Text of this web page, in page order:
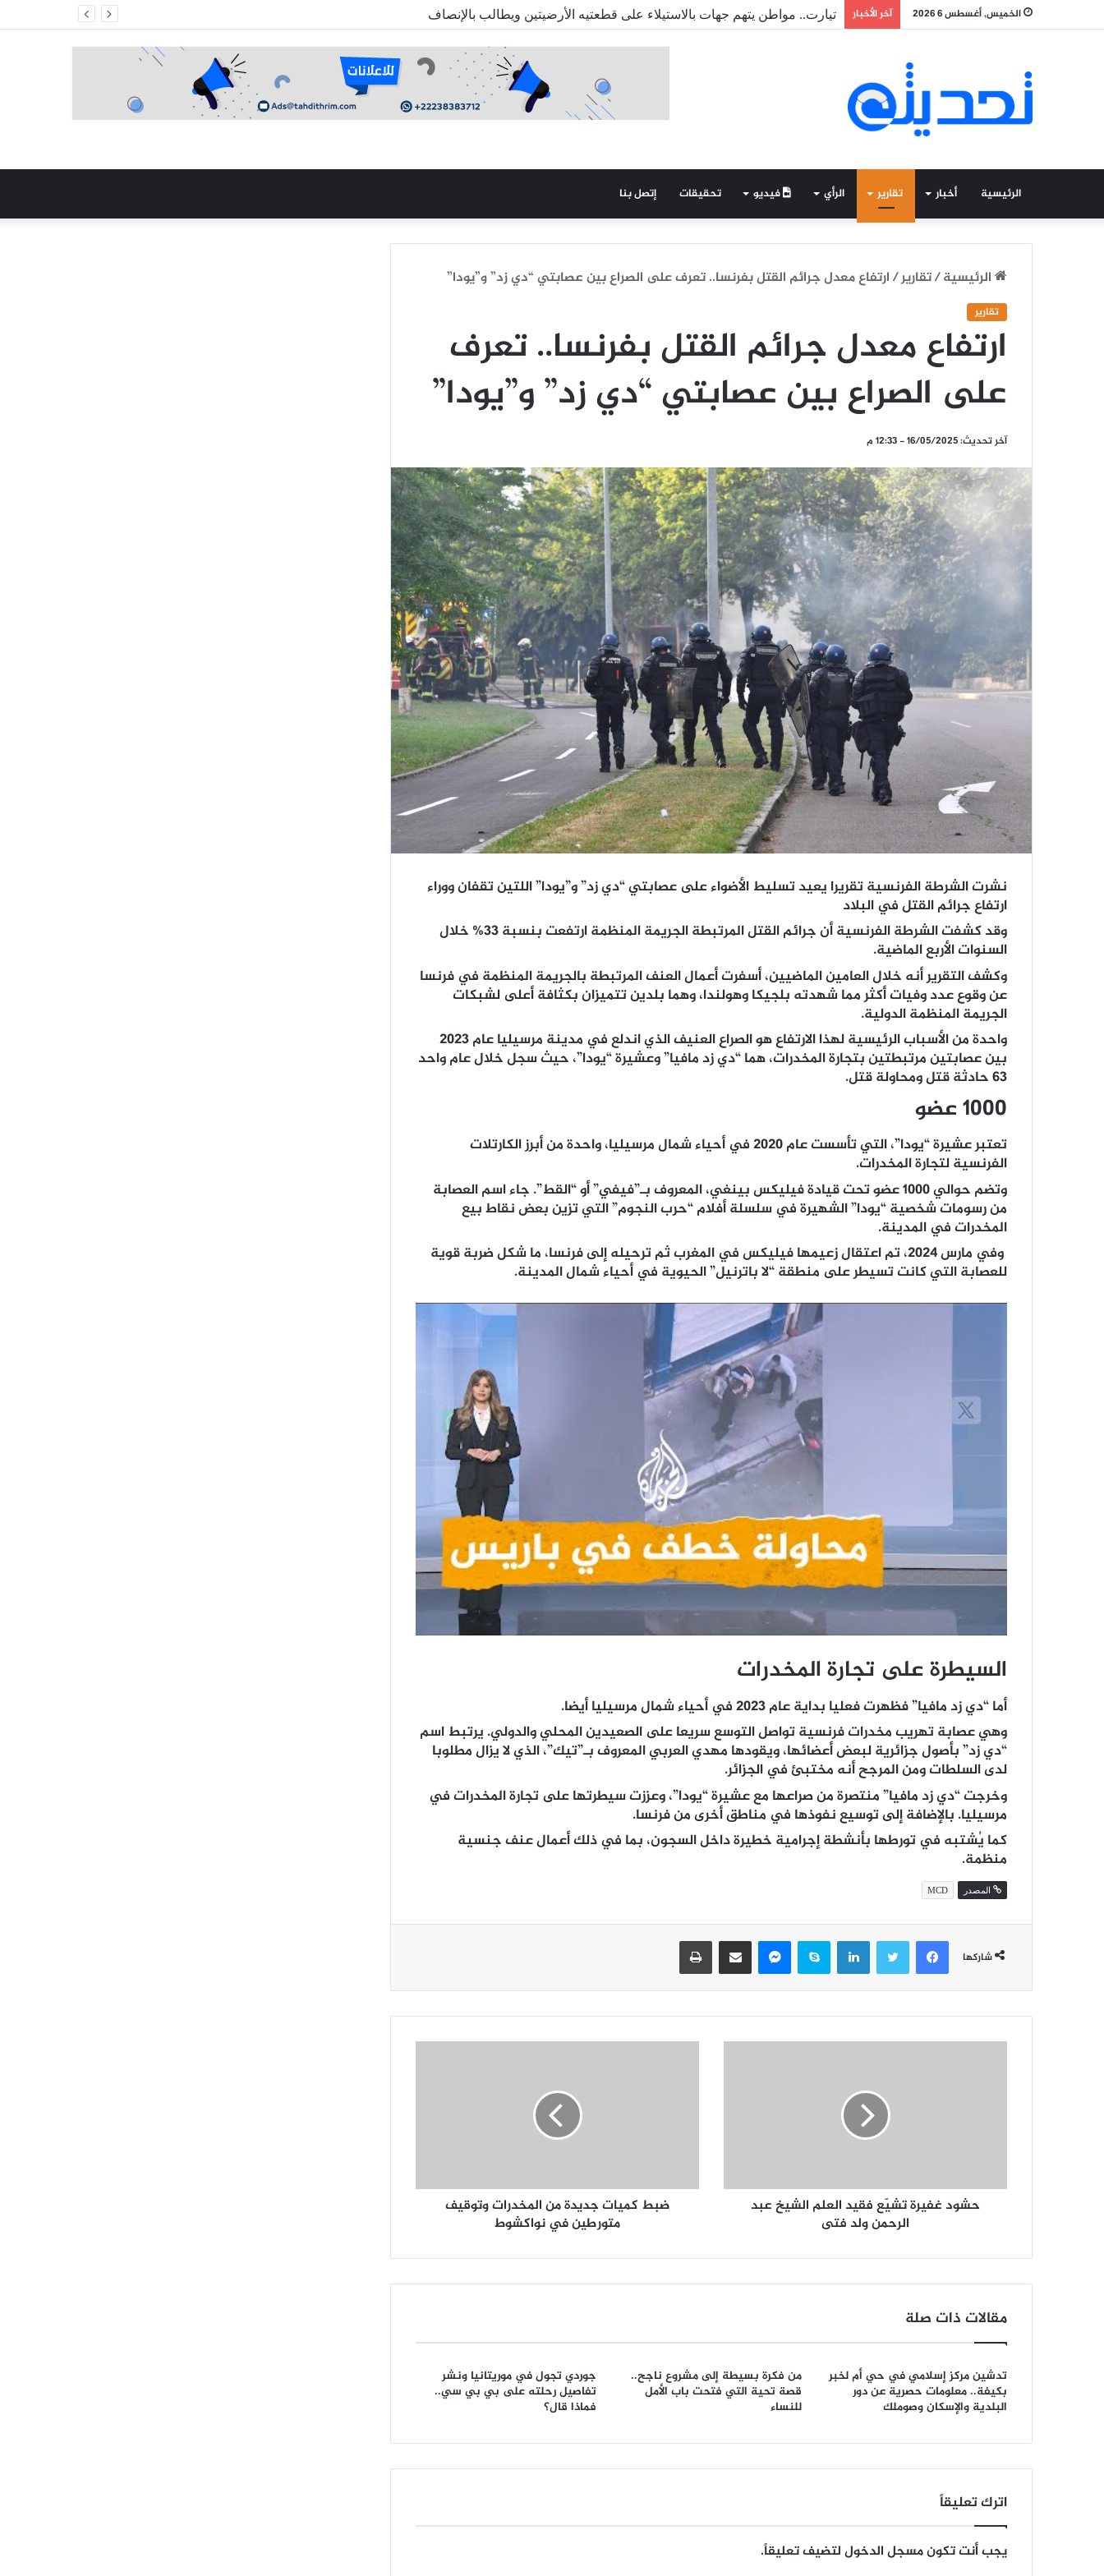
الخميس, أغسطس 6 2026 آخر الأخبار مقاييس.. تساقطات مطرية على 4 ولايات
الرئيسية أخبار تقارير الرأي فيديو تحقيقات إتصل بنا
الرئيسية/تقارير/ارتفاع معدل جرائم القتل بفرنسا.. تعرف على الصراع بين عصابتي “دي زد” و”يودا”
تقارير
ارتفاع معدل جرائم القتل بفرنسا.. تعرف
على الصراع بين عصابتي “دي زد” و”يودا”
آخر تحديث: 16/05/2025 - 12:33 م
نشرت الشرطة الفرنسية تقريرا يعيد تسليط الأضواء على عصابتي “دي زد” و”يودا” اللتين تقفان ووراء
ارتفاع جرائم القتل في البلاد
وقد كشفت الشرطة الفرنسية أن جرائم القتل المرتبطة الجريمة المنظمة ارتفعت بنسبة 33% خلال
السنوات الأربع الماضية.
وكشف التقرير أنه خلال العامين الماضيين، أسفرت أعمال العنف المرتبطة بالجريمة المنظمة في فرنسا
عن وقوع عدد وفيات أكثر مما شهدته بلجيكا وهولندا، وهما بلدين تتميزان بكثافة أعلى لشبكات
الجريمة المنظمة الدولية.
واحدة من الأسباب الرئيسية لهذا الارتفاع هو الصراع العنيف الذي اندلع في مدينة مرسيليا عام 2023
بين عصابتين مرتبطتين بتجارة المخدرات، هما “دي زد مافيا” وعشيرة “يودا”، حيث سجل خلال عام واحد
63 حادثة قتل ومحاولة قتل.
1000 عضو
تعتبر عشيرة “يودا”، التي تأسست عام 2020 في أحياء شمال مرسيليا، واحدة من أبرز الكارتلات
الفرنسية لتجارة المخدرات.
وتضم حوالي 1000 عضو تحت قيادة فيليكس بينغي، المعروف بـ”فيفي” أو “القط”. جاء اسم العصابة
من رسومات شخصية “يودا” الشهيرة في سلسلة أفلام “حرب النجوم” التي تزين بعض نقاط بيع
المخدرات في المدينة.
وفي مارس 2024، تم اعتقال زعيمها فيليكس في المغرب ثم ترحيله إلى فرنسا، ما شكل ضربة قوية
للعصابة التي كانت تسيطر على منطقة “لا باترنيل” الحيوية في أحياء شمال المدينة.
السيطرة على تجارة المخدرات
أما “دي زد مافيا” فظهرت فعليا بداية عام 2023 في أحياء شمال مرسيليا أيضا.
وهي عصابة تهريب مخدرات فرنسية تواصل التوسع سريعا على الصعيدين المحلي والدولي. يرتبط اسم
“دي زد” بأصول جزائرية لبعض أعضائها، ويقودها مهدي العربي المعروف بـ”تيك”، الذي لا يزال مطلوبا
لدى السلطات ومن المرجح أنه مختبئ في الجزائر.
وخرجت “دي زد مافيا” منتصرة من صراعها مع عشيرة “يودا”، وعززت سيطرتها على تجارة المخدرات في
مرسيليا. بالإضافة إلى توسيع نفوذها في مناطق أخرى من فرنسا.
كما يُشتبه في تورطها بأنشطة إجرامية خطيرة داخل السجون، بما في ذلك أعمال عنف جنسية
منظمة.
المصدر MCD
شاركها
فيسبوكتويتر لينكدإنسكايبماسنجرمشاركة عبر البريد طباعة
حشود غفيرة تشيّع فقيد العلم الشيخ عبد
الرحمن ولد فتى
ضبط كميات جديدة من المخدرات وتوقيف
متورطين في نواكشوط
مقالات ذات صلة
تدشين مركز إسلامي في حي أم لخبر
بكيفة.. معلومات حصرية عن دور
البلدية والإسكان وصوملك
من فكرة بسيطة إلى مشروع ناجح..
قصة تحية التي فتحت باب الأمل
للنساء
جوردي تجول في موريتانيا ونشر
تفاصيل رحلته على بي بي سي..
فماذا قال؟
اترك تعليقاً
يجب أنت تكونمسجل الدخوللتضيف تعليقاً.